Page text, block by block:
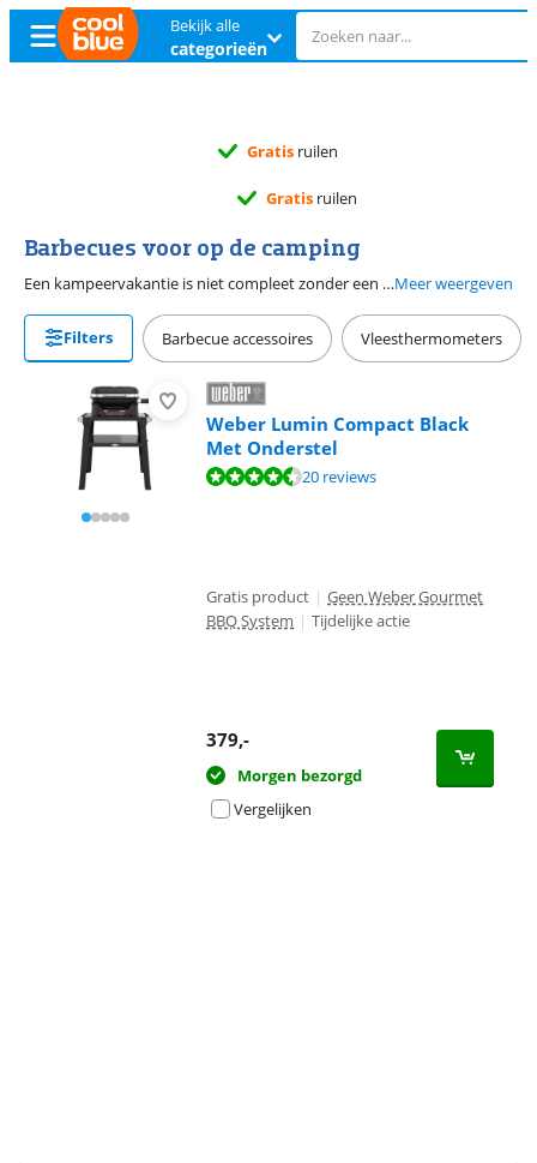
Bekijk alle
categorieën
Gratis ruilen
Gratis ruilen
Barbecues voor op de camping
Een kampeervakantie is niet compleet zonder een barbecue voor op de camping. Op de camping gebruik je een houtskool barbecue of gas barbecue om gerechten klaar te maken. Of je nu paella kookt op een camping kooktoestel of hamburgers grilt op een houtskool barbecue. Gebruik een grote camping bbq wanneer je een vaste plek hebt en een kleine camping barbecue als je op doorreis gaat. Je mag niet overal ieder type barbecue gebruiken. Bekijk daarom de wet- en regelgeving op je vakantiebestemming.Meer weergeven
Filters Barbecue accessoires Vleesthermometers
Weber Lumin Compact Black
Met Onderstel
Beoordeling is 8,8 van de 10, gebaseerd op 20 reviews.
20 reviews
Gratis product | Geen Weber Gourmet
BBQ System | Tijdelijke actie
379,-
Morgen bezorgd
Vergelijken